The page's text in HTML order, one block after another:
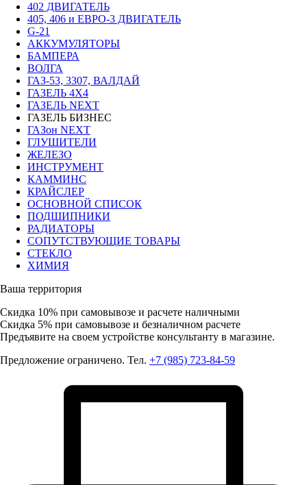
402 ДВИГАТЕЛЬ
405, 406 и ЕВРО-3 ДВИГАТЕЛЬ
G-21
АККУМУЛЯТОРЫ
БАМПЕРА
ВОЛГА
ГАЗ-53, 3307, ВАЛДАЙ
ГАЗЕЛЬ 4Х4
ГАЗЕЛЬ NEXT
ГАЗЕЛЬ БИЗНЕС
ГАЗон NEXT
ГЛУШИТЕЛИ
ЖЕЛЕЗО
ИНСТРУМЕНТ
КАММИНС
КРАЙСЛЕР
ОСНОВНОЙ СПИСОК
ПОДШИПНИКИ
РАДИАТОРЫ
СОПУТСТВУЮЩИЕ ТОВАРЫ
СТЕКЛО
ХИМИЯ
Ваша территория
Скидка 10% при самовывозе и расчете наличными
Скидка 5% при самовывозе и безналичном расчете
Предъявите на своем устройстве консультанту в магазине.
Предложение ограничено. Тел. +7 (985) 723-84-59